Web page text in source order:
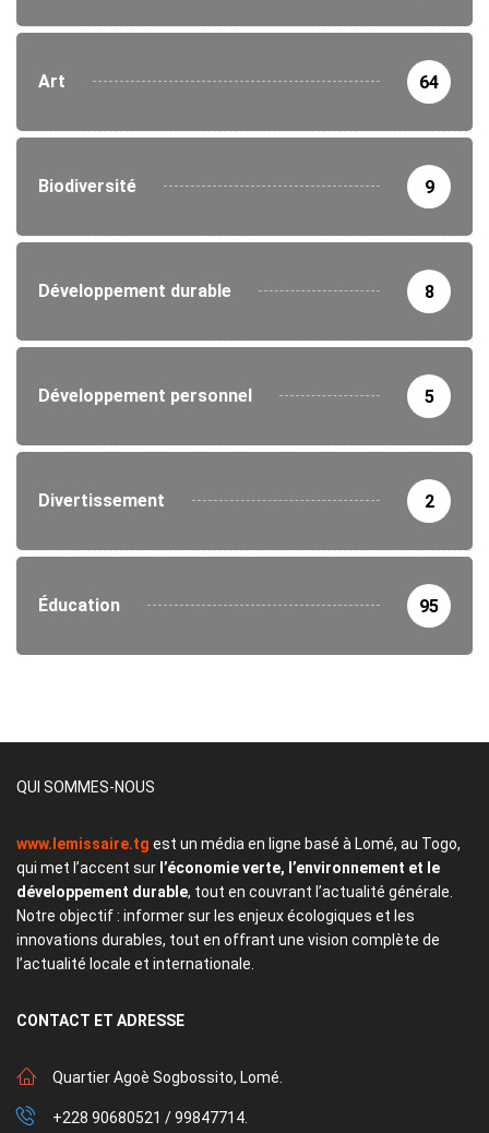
Art 64
Biodiversité 9
Développement durable 8
Développement personnel 5
Divertissement 2
Éducation 95
QUI SOMMES-NOUS
www.lemissaire.tg est un média en ligne basé à Lomé, au Togo,
qui met l’accent sur l’économie verte, l’environnement et le
développement durable, tout en couvrant l’actualité générale.
Notre objectif : informer sur les enjeux écologiques et les
innovations durables, tout en offrant une vision complète de
l’actualité locale et internationale.
CONTACT ET ADRESSE
Quartier Agoè Sogbossito, Lomé.
+228 90680521 / 99847714.